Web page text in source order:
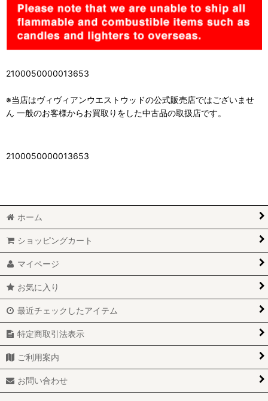
2100050000013653
※当店はヴィヴィアンウエストウッドの公式販売店ではございませ
ん 一般のお客様からお買取りをした中古品の取扱店です。
2100050000013653
ホーム
ショッピングカート
マイページ
お気に入り
最近チェックしたアイテム
特定商取引法表示
ご利用案内
お問い合わせ